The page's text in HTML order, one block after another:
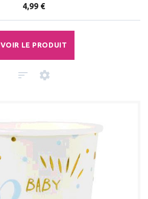
4,99 €
VOIR LE PRODUIT